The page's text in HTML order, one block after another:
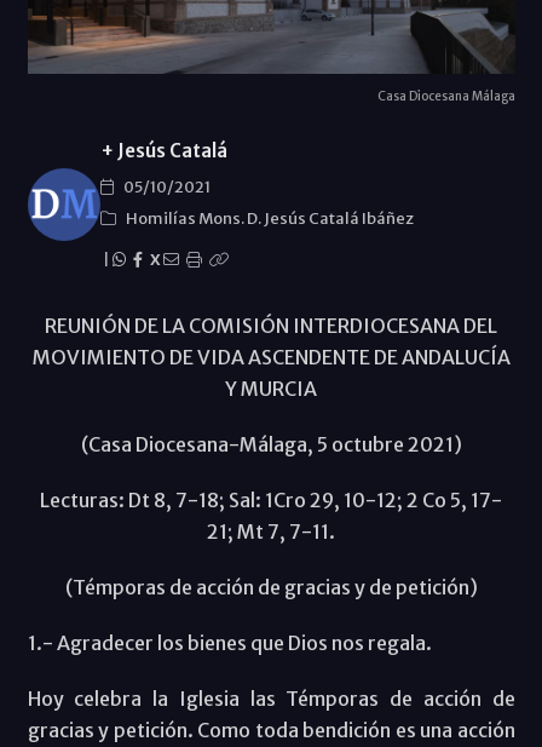
Casa Diocesana Málaga
+ Jesús Catalá
05/10/2021
Homilías Mons. D. Jesús Catalá Ibáñez
X
REUNIÓN DE LA COMISIÓN INTERDIOCESANA DEL
MOVIMIENTO DE VIDA ASCENDENTE DE ANDALUCÍA
Y MURCIA
(Casa Diocesana-Málaga, 5 octubre 2021)
Lecturas: Dt 8, 7-18; Sal: 1Cro 29, 10-12; 2 Co 5, 17-
21; Mt 7, 7-11.
(Témporas de acción de gracias y de petición)
1.- Agradecer los bienes que Dios nos regala.
Hoy celebra la Iglesia las Témporas de acción de
gracias y petición. Como toda bendición es una acción